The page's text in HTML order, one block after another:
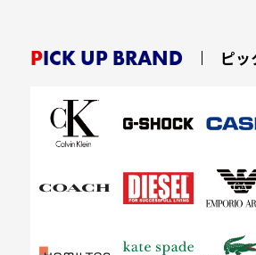
PICK UP BRAND ピッ